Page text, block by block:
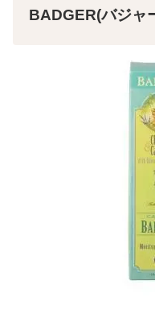
BADGER(バジャ